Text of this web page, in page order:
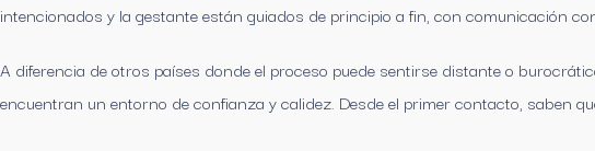
intencionados y la gestante están guiados de principio a fin, con comunicación
A diferencia de otros países donde el proceso puede sentirse distante o
encuentran un entorno de confianza y calidez. Desde el primer contacto, saben